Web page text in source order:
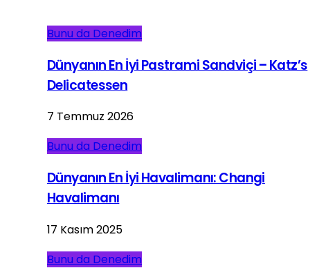
Bunu da Denedim
Dünyanın En İyi Pastrami Sandviçi – Katz’s
Delicatessen
7 Temmuz 2026
Bunu da Denedim
Dünyanın En İyi Havalimanı: Changi
Havalimanı
17 Kasım 2025
Bunu da Denedim